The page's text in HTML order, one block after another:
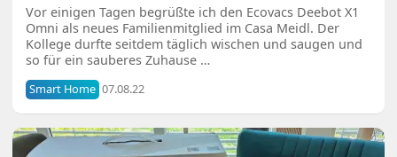
Vor einigen Tagen begrüßte ich den Ecovacs Deebot X1
Omni als neues Familienmitglied im Casa Meidl. Der
Kollege durfte seitdem täglich wischen und saugen und
so für ein sauberes Zuhause …
Smart Home 07.08.22